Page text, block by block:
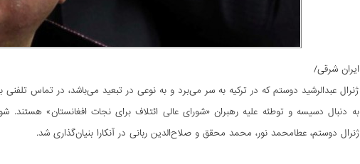
ایران شرقی/
ژنرال عبدالرشید دوستم که در ترکیه به سر می‌برد و به نوعی در تبعید می‌باشد، در تماس
به دنبال دسیسه و توطئه علیه رهبران «شورای عالی ائتلاف برای نجات افغانستان»
ژنرال دوستم، عطامحمد نور، محمد محقق و صلاح‌الدین ربانی در آنکارا بنیان‌گذاری شد.